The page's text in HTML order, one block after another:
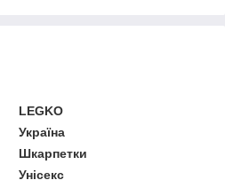
LEGKO
Україна
Шкарпетки
Унісекс